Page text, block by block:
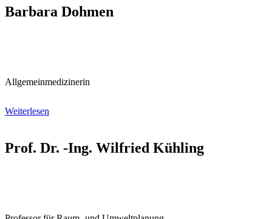
Barbara Dohmen
Allgemein­medizinerin
Weiterlesen
Prof. Dr. -Ing. Wilfried Kühling